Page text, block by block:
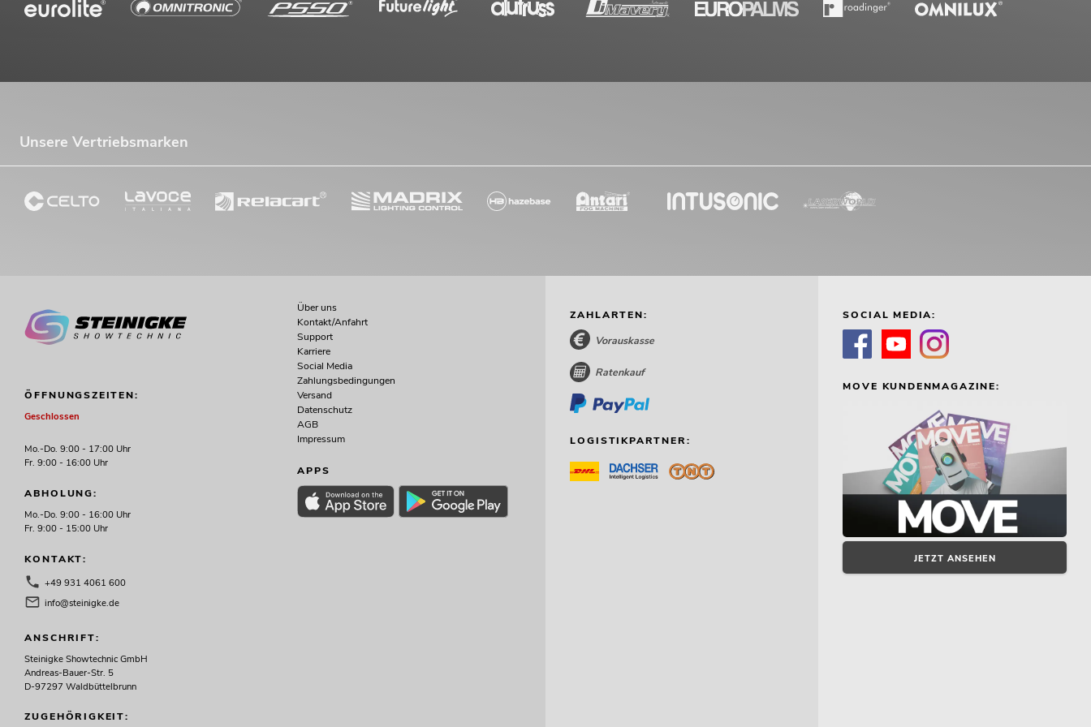
Unsere Vertriebsmarken
ÖFFNUNGSZEITEN:
Geschlossen
Mo.-Do. 9:00 - 17:00 Uhr
Fr. 9:00 - 16:00 Uhr
ABHOLUNG:
Mo.-Do. 9:00 - 16:00 Uhr
Fr. 9:00 - 15:00 Uhr
KONTAKT:
+49 931 4061 600
info@steinigke.de
ANSCHRIFT:
Steinigke Showtechnic GmbH
Andreas-Bauer-Str. 5
D-97297 Waldbüttelbrunn
ZUGEHÖRIGKEIT:
Über uns
Kontakt/Anfahrt
Support
Karriere
Social Media
Zahlungsbedingungen
Versand
Datenschutz
AGB
Impressum
APPS
ZAHLARTEN:
Vorauskasse
Ratenkauf
LOGISTIKPARTNER:
SOCIAL MEDIA:
MOVE KUNDENMAGAZINE:
JETZT ANSEHEN